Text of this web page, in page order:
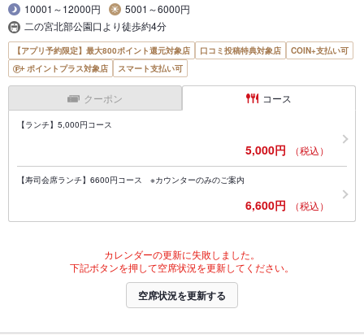
10001～12000円
5001～6000円
二の宮北部公園口より徒歩約4分
【アプリ予約限定】最大800ポイント還元対象店 口コミ投稿特典対象店
COIN+支払い可
ポイントプラス対象店
スマート支払い可
クーポン コース
【ランチ】5,000円コース
5,000円 （税込）
【寿司会席ランチ】6600円コース ※カウンターのみのご案内
6,600円 （税込）
カレンダーの更新に失敗しました。
下記ボタンを押して空席状況を更新してください。
空席状況を更新する